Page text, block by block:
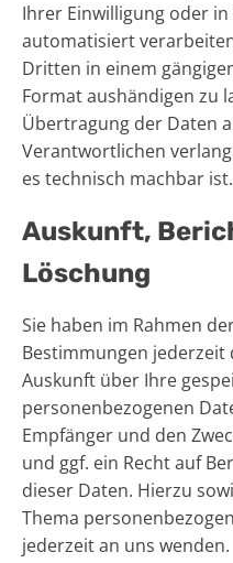
Ihrer Einwilligung oder
automatisiert
Dritten in einem
Format aushändigen zu
Übertragung der Daten
Verantwortlichen
es technisch machbar ist.
Auskunft,
Löschung
Sie haben im Rahmen
Bestimmungen jederzeit
Auskunft über Ihre
personenbezogenen
Empfänger und den
und ggf. ein Recht auf
dieser Daten. Hierzu
Thema
jederzeit an uns wenden.